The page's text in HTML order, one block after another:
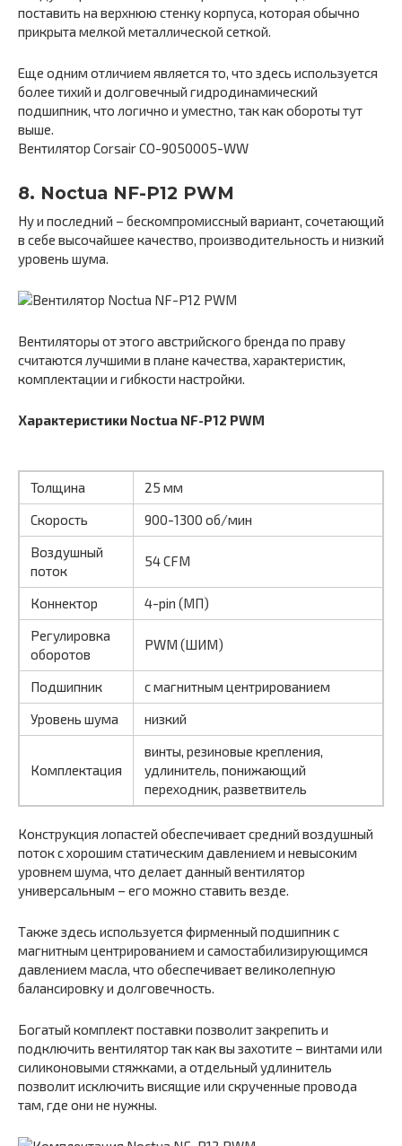
поставить на верхнюю стенку корпуса, которая обычно
прикрыта мелкой металлической сеткой.
Еще одним отличием является то, что здесь используется
более тихий и долговечный гидродинамический
подшипник, что логично и уместно, так как обороты тут
выше.
Вентилятор Corsair CO-9050005-WW
8. Noctua NF-P12 PWM
Ну и последний – бескомпромиссный вариант, сочетающий
в себе высочайшее качество, производительность и низкий
уровень шума.
Вентиляторы от этого австрийского бренда по праву
считаются лучшими в плане качества, характеристик,
комплектации и гибкости настройки.
Характеристики Noctua NF-P12 PWM
Толщина
25 мм
Скорость
900-1300 об/мин
Воздушный
поток
54 CFM
Коннектор
4-pin (МП)
Регулировка
оборотов
PWM (ШИМ)
Подшипник
с магнитным центрированием
Уровень шума
низкий
Комплектация
винты, резиновые крепления,
удлинитель, понижающий
переходник, разветвитель
Конструкция лопастей обеспечивает средний воздушный
поток с хорошим статическим давлением и невысоким
уровнем шума, что делает данный вентилятор
универсальным – его можно ставить везде.
Также здесь используется фирменный подшипник с
магнитным центрированием и самостабилизирующимся
давлением масла, что обеспечивает великолепную
балансировку и долговечность.
Богатый комплект поставки позволит закрепить и
подключить вентилятор так как вы захотите – винтами или
силиконовыми стяжками, а отдельный удлинитель
позволит исключить висящие или скрученные провода
там, где они не нужны.